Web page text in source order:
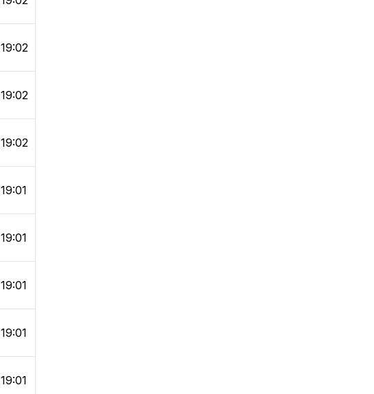
19:02
19:02
19:02
19:01
19:01
19:01
19:01
19:01